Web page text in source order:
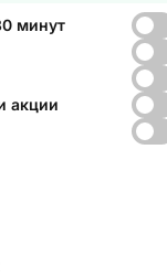
минут
акции